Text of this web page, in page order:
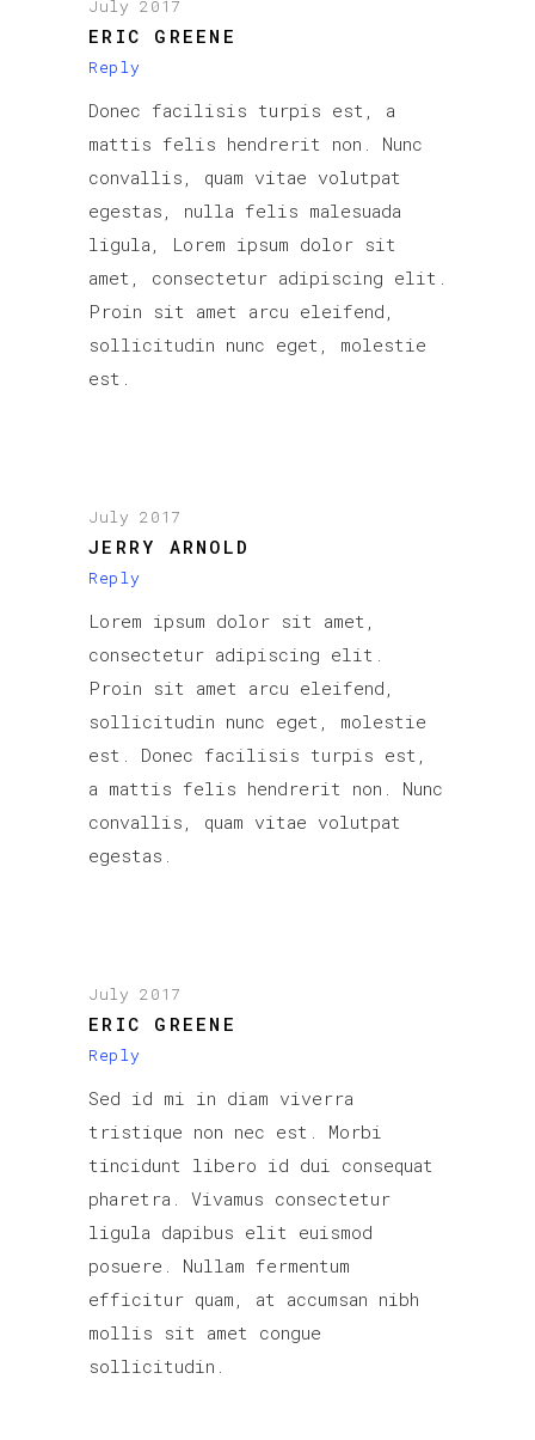
July 2017
ERIC GREENE
Reply
Donec facilisis turpis est, a
mattis felis hendrerit non. Nunc
convallis, quam vitae volutpat
egestas, nulla felis malesuada
ligula, Lorem ipsum dolor sit
amet, consectetur adipiscing elit.
Proin sit amet arcu eleifend,
sollicitudin nunc eget, molestie
est.
July 2017
JERRY ARNOLD
Reply
Lorem ipsum dolor sit amet,
consectetur adipiscing elit.
Proin sit amet arcu eleifend,
sollicitudin nunc eget, molestie
est. Donec facilisis turpis est,
a mattis felis hendrerit non. Nunc
convallis, quam vitae volutpat
egestas.
July 2017
ERIC GREENE
Reply
Sed id mi in diam viverra
tristique non nec est. Morbi
tincidunt libero id dui consequat
pharetra. Vivamus consectetur
ligula dapibus elit euismod
posuere. Nullam fermentum
efficitur quam, at accumsan nibh
mollis sit amet congue
sollicitudin.